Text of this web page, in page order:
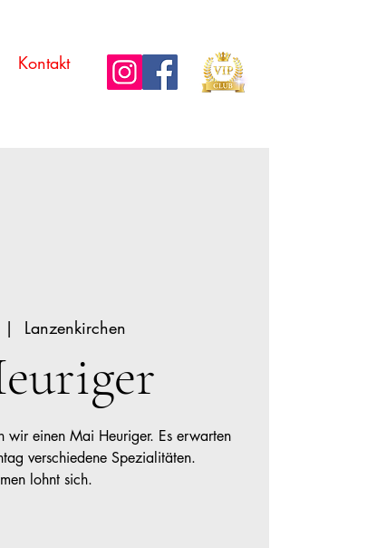
Kontakt
|
Lanzenkirchen
einen Mai Heuriger. Es erwarten
verschiedene Spezialitäten.
lohnt sich.